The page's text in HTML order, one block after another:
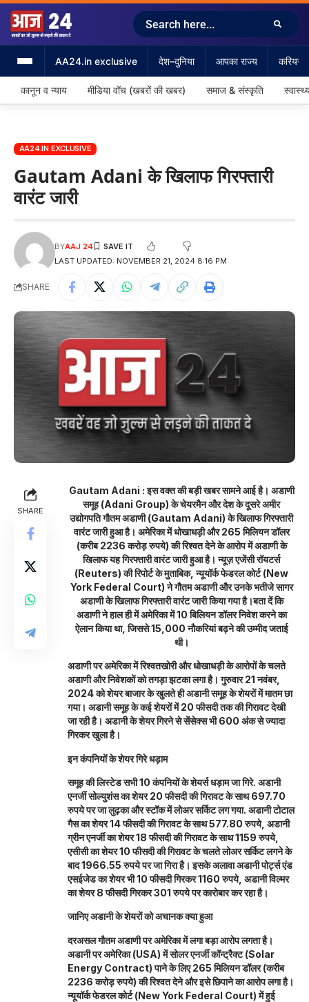
AA24.in exclusive देश–दुनिया आपका राज्य करियर
कानून व न्याय मीडिया वॉच (खबरों की खबर) समाज & संस्कृति
AA24.IN EXCLUSIVE
Gautam Adani के खिलाफ गिरफ्तारी
वारंट जारी
LAST UPDATED: NOVEMBER 21, 2024 8:16 PM
BYAAJ 24
SHARE
SHARE
Gautam Adani : इस वक्त की बड़ी खबर सामने आई है। अडाणी
समूह (Adani Group) के चेयरमैन और देश के दूसरे अमीर
उद्योगपति गौतम अडाणी (Gautam Adani) के खिलाफ गिरफ्तारी
वारंट जारी हुआ है। अमेरिका में धोखाधड़ी और 265 मिलियन डॉलर
(करीब 2236 करोड़ रुपये) की रिश्वत देने के आरोप में अडाणी के
खिलाफ यह गिरफ्तारी वारंट जारी हुआ है। न्यूज़ एजेंसी रॉयटर्स
(Reuters) की रिपोर्ट के मुताबिक, न्यूयॉर्क फेडरल कोर्ट (New
York Federal Court) ने गौतम अडाणी और उनके भतीजे सागर
अडाणी के खिलाफ गिरफ्तारी वारंट जारी किया गया है।बता दें कि
अडाणी ने हाल ही में अमेरिका में 10 बिलियन डॉलर निवेश करने का
ऐलान किया था, जिससे 15,000 नौकरियां बढ़ने की उम्मीद जताई
थी।
अडाणी पर अमेरिका में रिश्वतखोरी और धोखाधड़ी के आरोपों के चलते
अडाणी और निवेशकों को तगड़ा झटका लगा है। गुरुवार 21 नवंबर,
2024 को शेयर बाजार के खुलते ही अडानी समूह के शेयरों में मातम छा
गया। अडानी समूह के कई शेयरों में 20 फीसदी तक की गिरावट देखी
जा रही है। अडानी के शेयर गिरने से सेंसेक्स भी 600 अंक से ज्यादा
गिरकर खुला है।
इन कंपनियों के शेयर गिरे धड़ाम
समूह की लिस्टेड सभी 10 कंपनियों के शेयर्स धड़ाम जा गिरे. अडानी
एनर्जी सोल्युशंस का शेयर 20 फीसदी की गिरावट के साथ 697.70
रुपये पर जा लुढ़का और स्टॉक में लोअर सर्किट लग गया. अडानी टोटाल
गैस का शेयर 14 फीसदी की गिरावट के साथ 577.80 रुपये, अडानी
ग्रीन एनर्जी का शेयर 18 फीसदी की गिरावट के साथ 1159 रुपये,
एसीसी का शेयर 10 फीसदी की गिरावट के चलते लोअर सर्किट लगने के
बाद 1966.55 रुपये पर जा गिरा है। इसके अलावा अडानी पोर्ट्स एंड
एसईजेड का शेयर भी 10 फीसदी गिरकर 1160 रुपये, अडानी विल्मर
का शेयर 8 फीसदी गिरकर 301 रुपये पर कारोबार कर रहा है।
जानिए अडानी के शेयरों को अचानक क्या हुआ
दरअसल गौतम अडाणी पर अमेरिका में लगा बड़ा आरोप लगता है।
अडानी पर अमेरिका (USA) में सोलर एनर्जी कॉन्ट्रैक्ट (Solar
Energy Contract) पाने के लिए 265 मिलियन डॉलर (करीब
2236 करोड़ रुपये) की रिश्वत देने और इसे छिपाने का आरोप लगा है।
न्यूयॉर्क फेडरल कोर्ट (New York Federal Court) में हुई